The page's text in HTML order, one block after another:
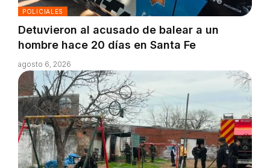
POLICIALES
Detuvieron al acusado de balear a un
hombre hace 20 días en Santa Fe
agosto 6, 2026